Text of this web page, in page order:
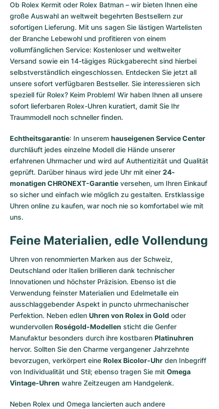
Ob Rolex Kermit oder Rolex Batman – wir bieten Ihnen eine
große Auswahl an weltweit begehrten Bestsellern zur
sofortigen Lieferung. Mit uns sagen Sie lästigen Wartelisten
der Branche Lebewohl und profitieren von einem
vollumfänglichen Service: Kostenloser und weltweiter
Versand sowie ein 14-tägiges Rückgaberecht sind hierbei
selbstverständlich eingeschlossen. Entdecken Sie jetzt all
unsere sofort verfügbaren Bestseller. Sie interessieren sich
speziell für Rolex? Keim Problem! Wir haben Ihnen all unsere
sofort lieferbaren Rolex-Uhren kuratiert, damit Sie Ihr
Traummodell noch schneller finden.
Echtheitsgarantie: In unserem hauseigenen Service Center
durchläuft jedes einzelne Modell die Hände unserer
erfahrenen Uhrmacher und wird auf Authentizität und Qualität
geprüft. Darüber hinaus wird jede Uhr mit einer 24-
monatigen CHRONEXT-Garantie versehen, um Ihren Einkauf
so sicher und einfach wie möglich zu gestalten. Erstklassige
Uhren online zu kaufen, war noch nie so komfortabel wie mit
uns.
Feine Materialien, edle Vollendung
Uhren von renommierten Marken aus der Schweiz,
Deutschland oder Italien brillieren dank technischer
Innovationen und höchster Präzision. Ebenso ist die
Verwendung feinster Materialien und Edelmetalle ein
ausschlaggebender Aspekt in puncto uhrmechanischer
Perfektion. Neben edlen Uhren von Rolex in Gold oder
wundervollen Roségold-Modellen sticht die Genfer
Manufaktur besonders durch ihre kostbaren Platinuhren
hervor. Sollten Sie den Charme vergangener Jahrzehnte
bevorzugen, verkörpert eine Rolex Bicolor-Uhr den Inbegriff
von Individualität und Stil; ebenso tragen Sie mit Omega
Vintage-Uhren wahre Zeitzeugen am Handgelenk.
Neben Rolex und Omega lancierten auch andere